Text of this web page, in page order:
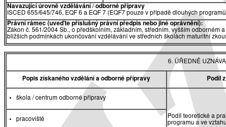
Navazující úrovně vzdělávání / odborné přípravy
ISCED 655/645/746, EQF 6 a EQF 7 (EQF7 pouze v případě dlouhých
Právní rámec (uveďte příslušný právní předpis nebo jiné oprávnění):
Zákon č. 561/2004 Sb., o předškolním, základním, středním, vyšším
bližších podmínkách ukončování vzdělávání ve středních školách maturitní
6. ÚŘEDNĚ
Popis získaného vzdělání a odborné přípravy Podíl
škola / centrum odborné přípravy
Podíl teoretické a
programu a ve
pracoviště